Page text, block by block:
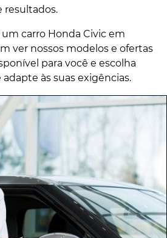
resultados.
carro Honda Civic em
ver nossos modelos e ofertas
para você e escolha
às suas exigências.